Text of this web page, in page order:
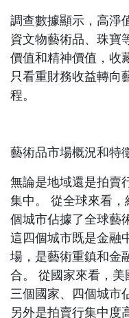
調查數據顯示，高淨
資文物藝術品、珠寶
價值和精神價值，收
只看重財務收益轉向
程。
藝術品市場概況和特
無論是地域還是拍賣
集中。 從全球來看
個城市佔據了全球藝
這四個城市既是金融
場，是藝術重鎮和金
合。 從國家來看，美
三個國家、四個城市
另外是拍賣行集中度